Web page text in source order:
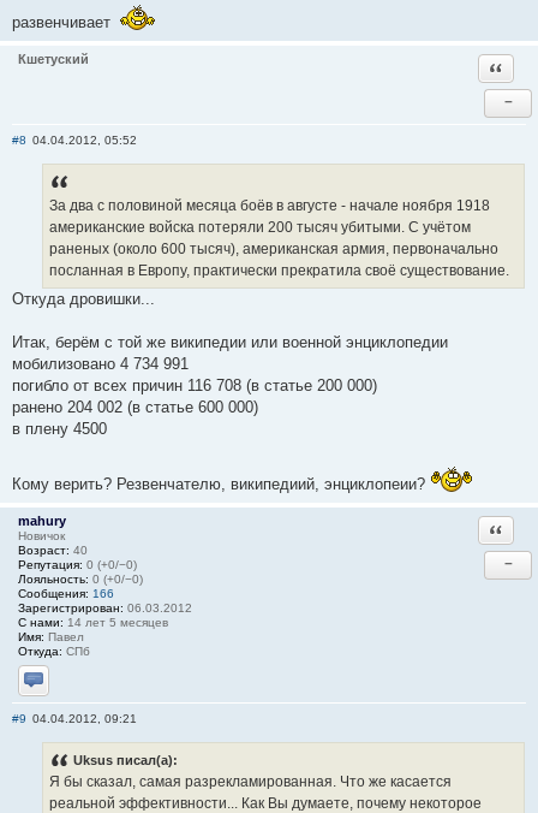
развенчивает
Кшетуский
−
#8 04.04.2012, 05:52
За два с половиной месяца боёв в августе - начале ноября 1918
американские войска потеряли 200 тысяч убитыми. С учётом
раненых (около 600 тысяч), американская армия, первоначально
посланная в Европу, практически прекратила своё существование.
Откуда дровишки...
Итак, берём с той же википедии или военной энциклопедии
мобилизовано 4 734 991
погибло от всех причин 116 708 (в статье 200 000)
ранено 204 002 (в статье 600 000)
в плену 4500
Кому верить? Резвенчателю, википедиий, энциклопеии?
mahury
Новичок
Возраст: 40
Репутация: 0 (+0/−0)
Лояльность: 0 (+0/−0)
Сообщения: 166
Зарегистрирован: 06.03.2012
С нами: 14 лет 5 месяцев
Имя: Павел
Откуда: СПб
Отправить личное сообщение
−
#9 04.04.2012, 09:21
Uksus писал(а):
Я бы сказал, самая разрекламированная. Что же касается
реальной эффективности... Как Вы думаете, почему некоторое